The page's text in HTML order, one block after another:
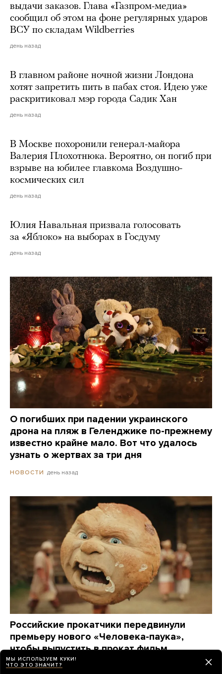
выдачи заказов. Глава «Газпром-медиа»
сообщил об этом на фоне регулярных ударов
ВСУ по складам Wildberries
день назад
В главном районе ночной жизни Лондона
хотят запретить пить в пабах стоя. Идею уже
раскритиковал мэр города Садик Хан
день назад
В Москве похоронили генерал-майора
Валерия Плохотнюка. Вероятно, он погиб при
взрыве на юбилее главкома Воздушно-
космических сил
день назад
Юлия Навальная призвала голосовать
за «Яблоко» на выборах в Госдуму
день назад
О погибших при падении украинского
дрона на пляж в Геленджике по-прежнему
известно крайне мало. Вот что удалось
узнать о жертвах за три дня
НОВОСТИ день назад
Российские прокатчики передвинули
премьеру нового «Человека-паука»,
чтобы выпустить в прокат фильм
о Колобке
МЫ ИСПОЛЬЗУЕМ КУКИ!
ЧТО ЭТО ЗНАЧИТ?